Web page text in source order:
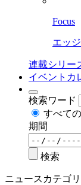
Focus
エッ
連載シリー
イベントカ
検索ワード
すべて
期間
検索
ニュースカテゴ